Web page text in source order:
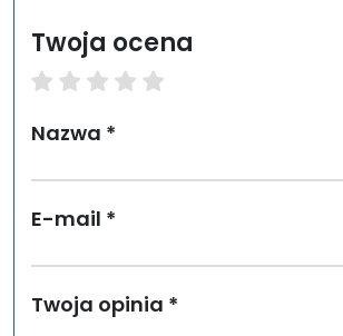
Twoja ocena
4 stars
3 stars
2 stars
1 star
Nazwa *
E-mail *
Twoja opinia *